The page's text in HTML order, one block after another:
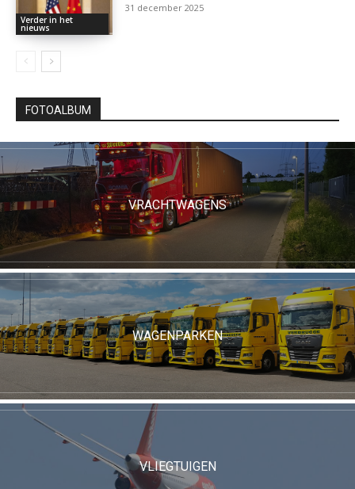
Verder in het
nieuws
31 december 2025
FOTOALBUM
VRACHTWAGENS
WAGENPARKEN
VLIEGTUIGEN